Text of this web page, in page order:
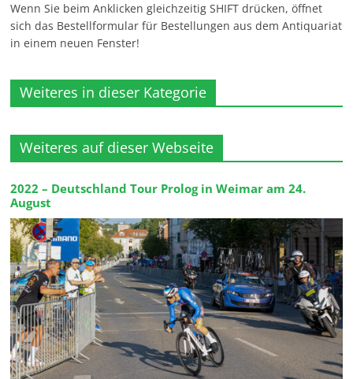
Wenn Sie beim Anklicken gleichzeitig SHIFT drücken, öffnet
sich das Bestellformular für Bestellungen aus dem Antiquariat
in einem neuen Fenster!
Weiteres in dieser Kategorie
Weiteres auf dieser Webseite
2022 – Deutschland Tour Prolog in Weimar am 24.
August